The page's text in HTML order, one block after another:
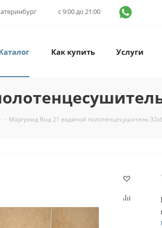
с 9:00 до 21:00
Как купить Услуги
- Маргроид Вид 21 водяной полотенцесушитель